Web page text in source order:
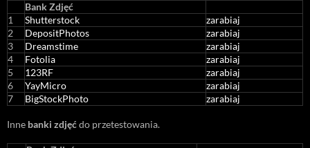
Bank Zdjęć
1
Shutterstock
zarabiaj
2
DepositPhotos
zarabiaj
3
Dreamstime
zarabiaj
4
Fotolia
zarabiaj
5
123RF
zarabiaj
6
YayMicro
zarabiaj
7
BigStockPhoto zarabiaj
Inne banki zdjęćdo przetestowania.